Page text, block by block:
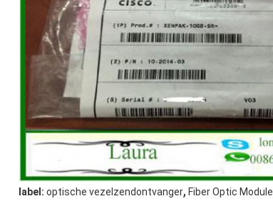
label: optische vezelzendontvanger, Fiber Optic Module